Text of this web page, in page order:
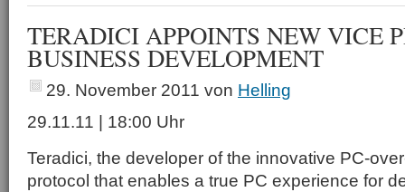
TERADICI APPOINTS NEW VICE
BUSINESS DEVELOPMENT
29. November 2011 von Helling
29.11.11 | 18:00 Uhr
Teradici, the developer of the innovative PC-
protocol that enables a true PC experience for